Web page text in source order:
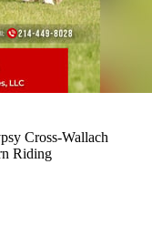
Cross-Wallach
Riding